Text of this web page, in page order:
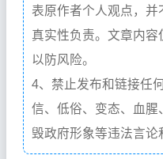
表原作者个人观点，并
真实性负责。文章内容
以防风险。
4、禁止发布和链接任
信、低俗、变态、血腥
毁政府形象等违法言论